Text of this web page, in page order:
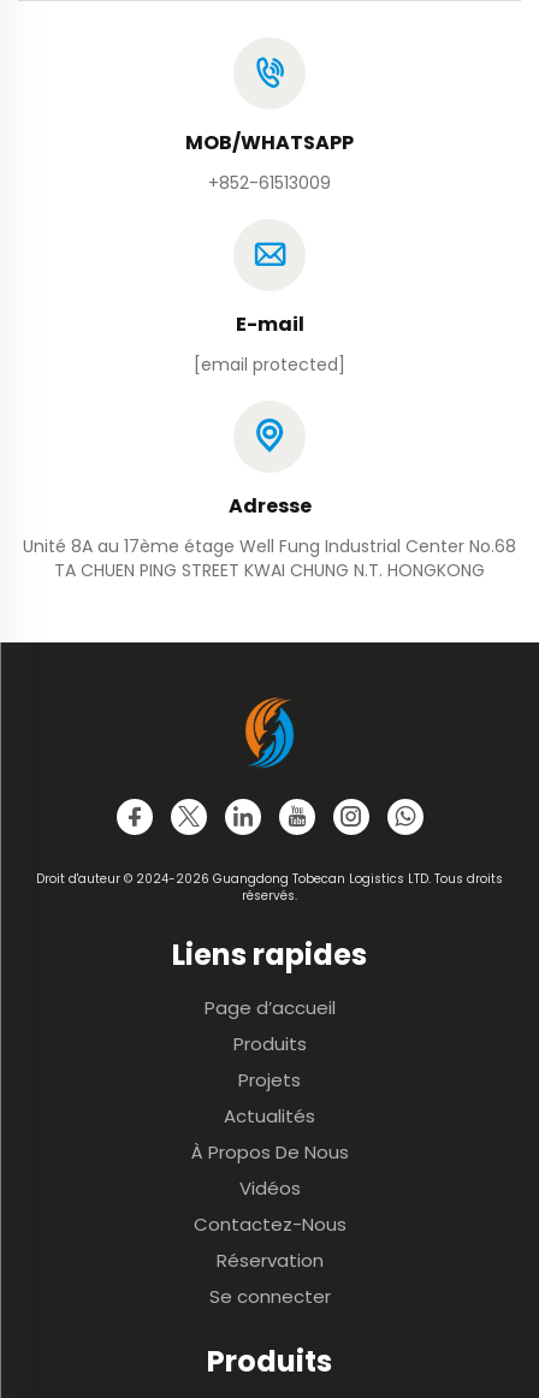
MOB/WHATSAPP
+852-61513009
E-mail
[email protected]
Adresse
Unité 8A au 17ème étage Well Fung Industrial Center No.68
TA CHUEN PING STREET KWAI CHUNG N.T. HONGKONG
Droit d'auteur © 2024-2026 Guangdong Tobecan Logistics LTD. Tous droits
réservés.
Liens rapides
Page d’accueil
Produits
Projets
Actualités
À Propos De Nous
Vidéos
Contactez-Nous
Réservation
Se connecter
Produits